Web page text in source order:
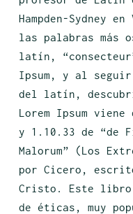
Hampden-Sydney
las palabras más
latín,
Ipsum, y al
del latín,
Lorem Ipsum
y 1.10.33 de “de
Malorum” (Los
por Cicero,
Cristo. Este libro
de éticas, muy